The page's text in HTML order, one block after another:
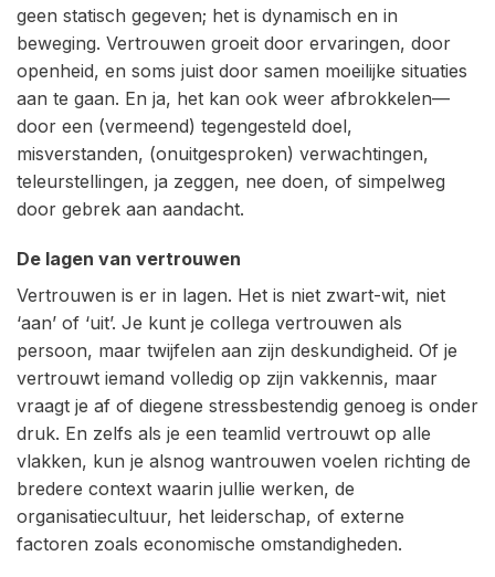
geen statisch gegeven; het is dynamisch en in
beweging. Vertrouwen groeit door ervaringen, door
openheid, en soms juist door samen moeilijke situaties
aan te gaan. En ja, het kan ook weer afbrokkelen—
door een (vermeend) tegengesteld doel,
misverstanden, (onuitgesproken) verwachtingen,
teleurstellingen, ja zeggen, nee doen, of simpelweg
door gebrek aan aandacht.
De lagen van vertrouwen
Vertrouwen is er in lagen. Het is niet zwart-wit, niet
‘aan’ of ‘uit’. Je kunt je collega vertrouwen als
persoon, maar twijfelen aan zijn deskundigheid. Of je
vertrouwt iemand volledig op zijn vakkennis, maar
vraagt je af of diegene stressbestendig genoeg is onder
druk. En zelfs als je een teamlid vertrouwt op alle
vlakken, kun je alsnog wantrouwen voelen richting de
bredere context waarin jullie werken, de
organisatiecultuur, het leiderschap, of externe
factoren zoals economische omstandigheden.